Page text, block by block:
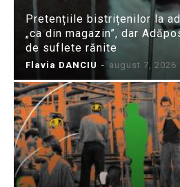
Pretențiile bistrițenilor la
„ca din magazin”, dar
de suflete rănite
Flavia DANCIU - august 7, 2026